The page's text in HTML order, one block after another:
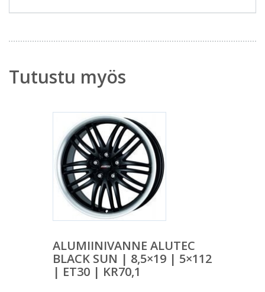
Tutustu myös
ALUMIINIVANNE ALUTEC
BLACK SUN | 8,5×19 | 5×112
| ET30 | KR70,1